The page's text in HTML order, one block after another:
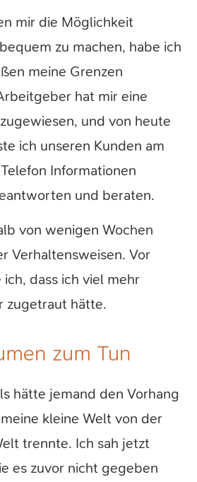
mir die Möglichkeit
zu machen, habe ich
meine Grenzen
hat mir eine
und von heute
ich unseren Kunden am
Informationen
und beraten.
von wenigen Wochen
Verhaltensweisen. Vor
dass ich viel mehr
zugetraut hätte.
zum Tun
hätte jemand den Vorhang
kleine Welt von der
trennte. Ich sah jetzt
es zuvor nicht gegeben